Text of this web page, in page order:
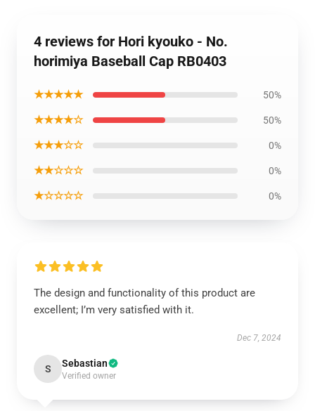
4 reviews for Hori kyouko - No.
horimiya Baseball Cap RB0403
★★★★★ 50%
★★★★☆ 50%
★★★☆☆ 0%
★★☆☆☆ 0%
★☆☆☆☆ 0%
The design and functionality of this product are
excellent; I’m very satisfied with it.
Dec 7, 2024
S Sebastian
Verified owner